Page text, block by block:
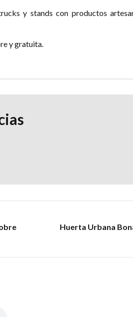
y stands con productos
y gratuita.
Huerta Urbana